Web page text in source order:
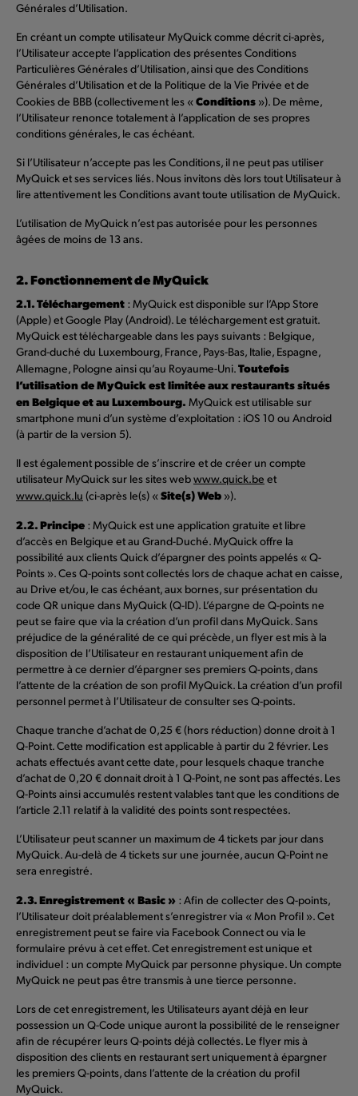
Générales d’Utilisation.
En créant un compte utilisateur MyQuick comme décrit ci-après,
l’Utilisateur accepte l’application des présentes Conditions
Particulières Générales d’Utilisation, ainsi que des Conditions
Générales d’Utilisation et de la Politique de la Vie Privée et de
Cookies de BBB (collectivement les «Conditions »). De même,
l’Utilisateur renonce totalement à l’application de ses propres
conditions générales, le cas échéant.
Si l’Utilisateur n’accepte pas les Conditions, il ne peut pas utiliser
MyQuick et ses services liés. Nous invitons dès lors tout Utilisateur à
lire attentivement les Conditions avant toute utilisation de MyQuick.
L’utilisation de MyQuick n’est pas autorisée pour les personnes
âgées de moins de 13 ans.
2. Fonctionnement de MyQuick
2.1. Téléchargement : MyQuick est disponible sur l’App Store
(Apple) et Google Play (Android). Le téléchargement est gratuit.
MyQuick est téléchargeable dans les pays suivants : Belgique,
Grand-duché du Luxembourg, France, Pays-Bas, Italie, Espagne,
Allemagne, Pologne ainsi qu’au Royaume-Uni.Toutefois
l’utilisation de MyQuick est limitée aux restaurants situés
en Belgique et au Luxembourg. MyQuick est utilisable sur
smartphone muni d’un système d’exploitation : iOS 10 ou Android
(à partir de la version 5).
Il est également possible de s’inscrire et de créer un compte
utilisateur MyQuick sur les sites webwww.quick.be et
www.quick.lu (ci-après le(s) «Site(s) Web »).
2.2. Principe : MyQuick est une application gratuite et libre
d’accès en Belgique et au Grand-Duché. MyQuick offre la
possibilité aux clients Quick d’épargner des points appelés « Q-
Points ». Ces Q-points sont collectés lors de chaque achat en caisse,
au Drive et/ou, le cas échéant, aux bornes, sur présentation du
code QR unique dans MyQuick (Q-ID). L’épargne de Q-points ne
peut se faire que via la création d’un profil dans MyQuick. Sans
préjudice de la généralité de ce qui précède, un flyer est mis à la
disposition de l’Utilisateur en restaurant uniquement afin de
permettre à ce dernier d’épargner ses premiers Q-points, dans
l’attente de la création de son profil MyQuick. La création d’un profil
personnel permet à l’Utilisateur de consulter ses Q-points.
Chaque tranche d’achat de 0,25 € (hors réduction) donne droit à 1
Q-Point. Cette modification est applicable à partir du 2 février. Les
achats effectués avant cette date, pour lesquels chaque tranche
d’achat de 0,20 € donnait droit à 1 Q-Point, ne sont pas affectés. Les
Q-Points ainsi accumulés restent valables tant que les conditions de
l’article 2.11 relatif à la validité des points sont respectées.
L’Utilisateur peut scanner un maximum de 4 tickets par jour dans
MyQuick. Au-delà de 4 tickets sur une journée, aucun Q-Point ne
sera enregistré.
2.3. Enregistrement « Basic » : Afin de collecter des Q-points,
l’Utilisateur doit préalablement s’enregistrer via « Mon Profil ». Cet
enregistrement peut se faire via Facebook Connect ou via le
formulaire prévu à cet effet. Cet enregistrement est unique et
individuel : un compte MyQuick par personne physique. Un compte
MyQuick ne peut pas être transmis à une tierce personne.
Lors de cet enregistrement, les Utilisateurs ayant déjà en leur
possession un Q-Code unique auront la possibilité de le renseigner
afin de récupérer leurs Q-points déjà collectés. Le flyer mis à
disposition des clients en restaurant sert uniquement à épargner
les premiers Q-points, dans l’attente de la création du profil
MyQuick.